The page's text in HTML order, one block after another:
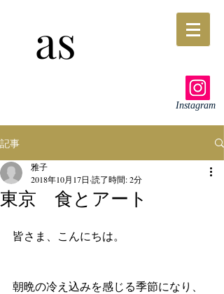
as
Instagram
記事
東京 食とアート
雅子
2018年10月17日 読了時間: 2分
皆さま、こんにちは。
朝晩の冷え込みを感じる季節になり、